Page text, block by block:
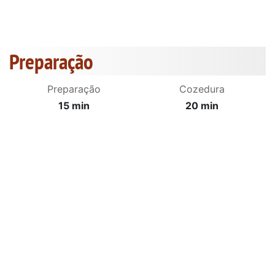
Preparação
Preparação
15 min
Cozedura
20 min